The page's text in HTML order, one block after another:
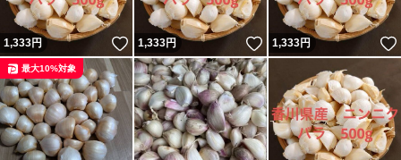
1,333円 いいね！
1,333円 いいね！
1,333円
最大10%対象